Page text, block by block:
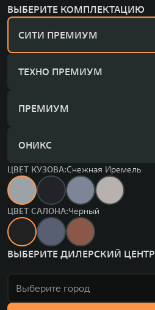
ВЫБЕРИТЕ КОМПЛЕКТАЦИЮ
СИТИ ПРЕМИУМ
ТЕХНО ПРЕМИУМ
ПРЕМИУМ
ОНИКС
ЦВЕТ КУЗОВА:Снежная Иремель
ЦВЕТ САЛОНА:Черный
ВЫБЕРИТЕ ДИЛЕРСКИЙ ЦЕНТР
Выберите город